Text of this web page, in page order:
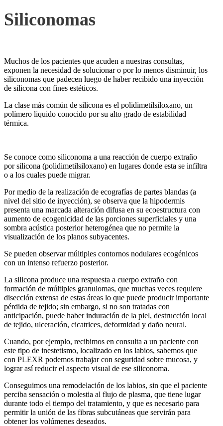
Siliconomas
Muchos de los pacientes que acuden a nuestras consultas,
exponen la necesidad de solucionar o por lo menos disminuir, los
siliconomas que padecen luego de haber recibido una inyección
de silicona con fines estéticos.
La clase más común de silicona es el polidimetilsiloxano, un
polímero liquido conocido por su alto grado de estabilidad
térmica.
Se conoce como siliconoma a una reacción de cuerpo extraño
por silicona (polidimetilsiloxano) en lugares donde esta se infiltra
o a los cuales puede migrar.
Por medio de la realización de ecografías de partes blandas (a
nivel del sitio de inyección), se observa que la hipodermis
presenta una marcada alteración difusa en su ecoestructura con
aumento de ecogenicidad de las porciones superficiales y una
sombra acústica posterior heterogénea que no permite la
visualización de los planos subyacentes.
Se pueden observar múltiples contornos nodulares ecogénicos
con un intenso refuerzo posterior.
La silicona produce una respuesta a cuerpo extraño con
formación de múltiples granulomas, que muchas veces requiere
disección extensa de estas áreas lo que puede producir importante
pérdida de tejido; sin embargo, si no son tratadas con
anticipación, puede haber induración de la piel, destrucción local
de tejido, ulceración, cicatrices, deformidad y daño neural.
Cuando, por ejemplo, recibimos en consulta a un paciente con
este tipo de inestetismo, localizado en los labios, sabemos que
con PLEXR podemos trabajar con seguridad sobre mucosa, y
lograr así reducir el aspecto visual de ese siliconoma.
Conseguimos una remodelación de los labios, sin que el paciente
perciba sensación o molestia al flujo de plasma, que tiene lugar
durante todo el tiempo del tratamiento, y que es necesario para
permitir la unión de las fibras subcutáneas que servirán para
obtener los volúmenes deseados.